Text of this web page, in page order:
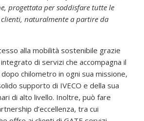
progettata per soddisfare tutte le
clienti, naturalmente a partire da
alla mobilità sostenibile grazie
di servizi che accompagna il
chilometro in ogni sua missione,
supporto di IVECO e della sua
di alto livello. Inoltre, può fare
d’eccellenza, tra cui